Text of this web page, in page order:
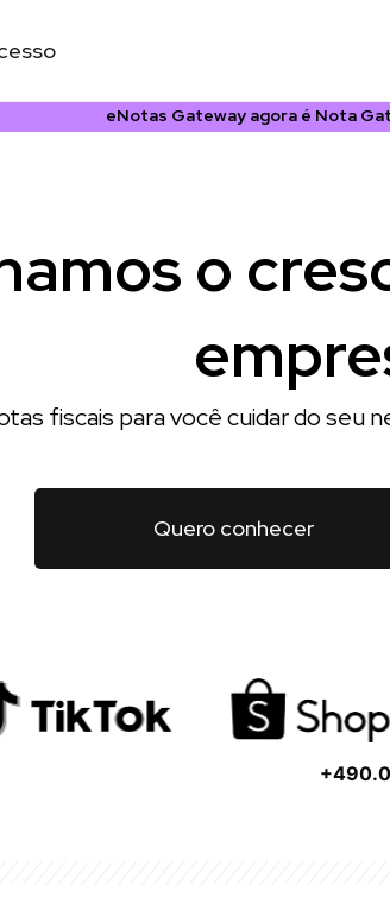
eNotas Gateway agora é Nota
o
fiscais para você cuidar do seu
Quero conhecer